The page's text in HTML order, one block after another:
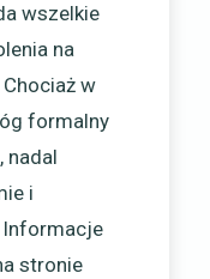
wszelkie
na
w
formalny
nadal
i
Informacje
stronie